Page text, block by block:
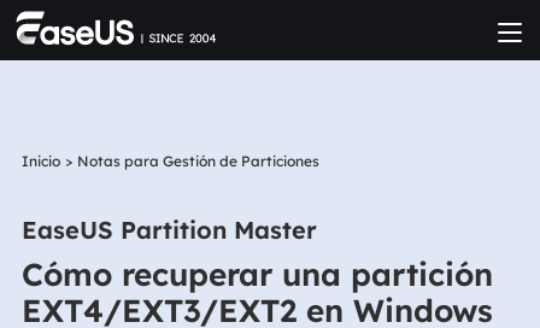
Inicio > Notas para Gestión de Particiones
EaseUS Partition Master
Cómo recuperar una partición
EXT4/EXT3/EXT2 en Windows